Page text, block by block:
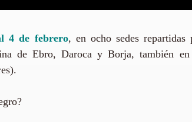
4 de febrero, en ocho sedes
de Ebro, Daroca y Borja, también